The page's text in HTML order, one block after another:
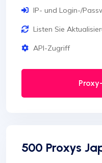
IP- und Login-/
Listen Sie
API-Zugriff
500 Proxys